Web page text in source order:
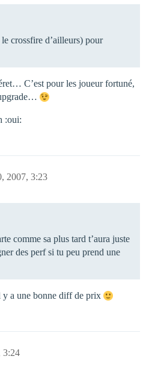
crossfire d’ailleurs) pour
C’est pour les joueur fortuné,
:oui:
2007, 3:23
comme sa plus tard t’aura juste
des perf si tu peu prend une
a une bonne diff de prix
3:24